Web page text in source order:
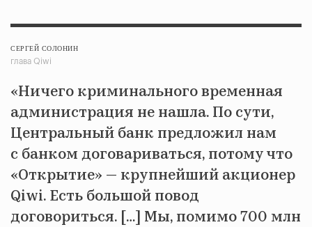
СЕРГЕЙ СОЛОНИН
глава Qiwi
«Ничего криминального временная
администрация не нашла. По сути,
Центральный банк предложил нам
с банком договариваться, потому что
«Открытие» — крупнейший акционер
Qiwi. Есть большой повод
договориться. […] Мы, помимо 700 млн